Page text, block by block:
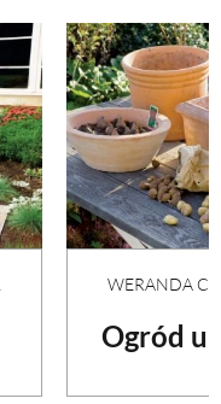
WERANDA
Ogród u